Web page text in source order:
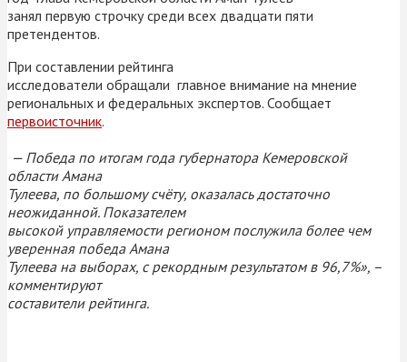
занял первую строчку среди всех двадцати пяти
претендентов.
При составлении рейтинга
исследователи обращали главное внимание на мнение
региональных и федеральных экспертов. Сообщает
первоисточник.
— Победа по итогам года губернатора Кемеровской
области Амана
Тулеева, по большому счёту, оказалась достаточно
неожиданной. Показателем
высокой управляемости регионом послужила более чем
уверенная победа Амана
Тулеева на выборах, с рекордным результатом в 96,7%», –
комментируют
составители рейтинга.